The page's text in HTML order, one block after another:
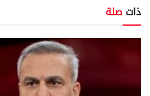
ذات صلة